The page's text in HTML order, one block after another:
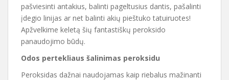
pašviesinti antakius, balinti pageltusius dantis, pašalinti
įdegio linijas ar net balinti akių pieštuko tatuiruotes!
Apžvelkime keletą šių fantastiškų peroksido
panaudojimo būdų.
Odos pertekliaus šalinimas peroksidu
Peroksidas dažnai naudojamas kaip riebalus mažinanti